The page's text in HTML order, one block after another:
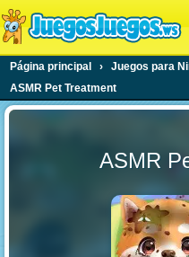
Página principal › Juegos para
ASMR Pet Treatment
ASMR